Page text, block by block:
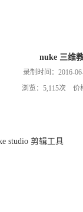
nuke 三维
录制时间：2016-
浏览：5,115次 价